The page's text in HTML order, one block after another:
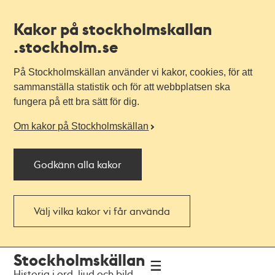
Kakor på stockholmskallan
.stockholm.se
På Stockholmskällan använder vi kakor, cookies, för att
sammanställa statistik och för att webbplatsen ska
fungera på ett bra sätt för dig.
Om kakor på Stockholmskällan
Godkänn alla kakor
Välj vilka kakor vi får använda
navigationen
huvudinnehållet
Stockholmskällan